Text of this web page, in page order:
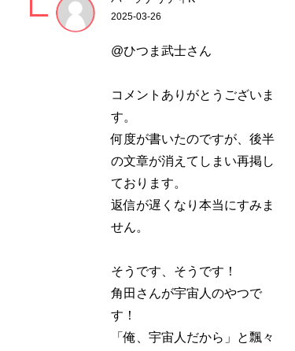
2025-03-26
@ひつま武士さん
コメントありがとうございま
す。
何度が書いたのですが、後半
の文章が消えてしまい再掲し
ております。
返信が遅くなり本当にすみま
せん。
そうです、そうです！
角田さんが宇宙人のやつで
す！
「俺、宇宙人だから」と飄々